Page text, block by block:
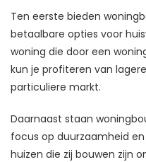
Ten eerste bieden
betaalbare opties voor
woning die door een
kun je profiteren van
particuliere markt.
Daarnaast staan
focus op duurzaamheid
huizen die zij bouwen zijn